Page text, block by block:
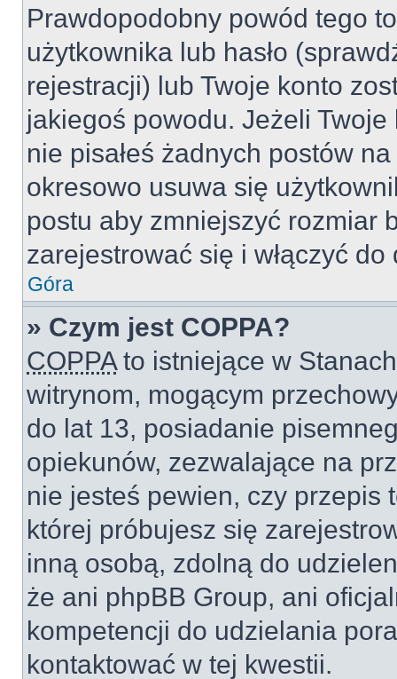
Prawdopodobny powód tego
użytkownika lub hasło
rejestracji) lub Twoje konto
jakiegoś powodu. Jeżeli
nie pisałeś żadnych postów
okresowo usuwa się
postu aby zmniejszyć rozmiar
zarejestrować się i włączyć
Góra
» Czym jest COPPA?
COPPAto istniejące w
witrynom, mogącym
do lat 13, posiadanie
opiekunów, zezwalające na
nie jesteś pewien, czy przepis
której próbujesz się
inną osobą, zdolną do
że ani phpBB Group, ani
kompetencji do udzielania
kontaktować w tej kwestii.